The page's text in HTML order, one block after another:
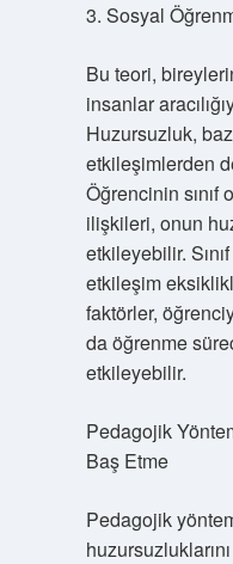
3. Sosyal
Bu teori,
insanlar
Huzursuzluk,
etkileşimlerden
Öğrencinin sınıf
ilişkileri, onun
etkileyebilir.
etkileşim
faktörler,
da öğrenme
etkileyebilir.
Pedagojik
Baş Etme
Pedagojik